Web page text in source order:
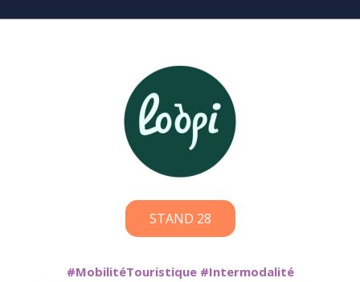
STAND 28
#MobilitéTouristique #Intermodalité